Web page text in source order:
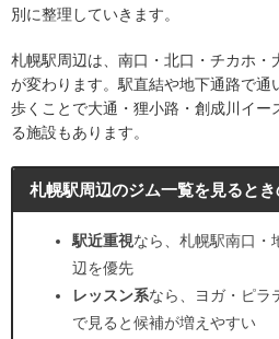
別に整理していきます。
札幌駅周辺は、南口・北口・チカホ・
が変わります。駅直結や地下通路で通
歩くことで大通・狸小路・創成川イー
る施設もあります。
札幌駅周辺のジム一覧を見るとき
駅近重視なら、札幌駅南口・
辺を優先
レッスン系なら、ヨガ・ピラ
で見ると候補が増えやすい